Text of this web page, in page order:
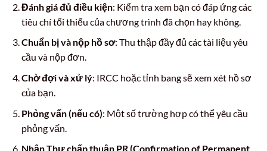
Đánh giá đủ điều kiện: Kiểm tra xem bạn có đáp ứng các
tiêu chí tối thiểu của chương trình đã chọn hay không.
Chuẩn bị và nộp hồ sơ: Thu thập đầy đủ các tài liệu yêu
cầu và nộp đơn.
Chờ đợi và xử lý: IRCC hoặc tỉnh bang sẽ xem xét hồ sơ
của bạn.
Phỏng vấn (nếu có): Một số trường hợp có thể yêu cầu
phỏng vấn.
Nhận Thư chấp thuận PR (Confirmation of Permanent